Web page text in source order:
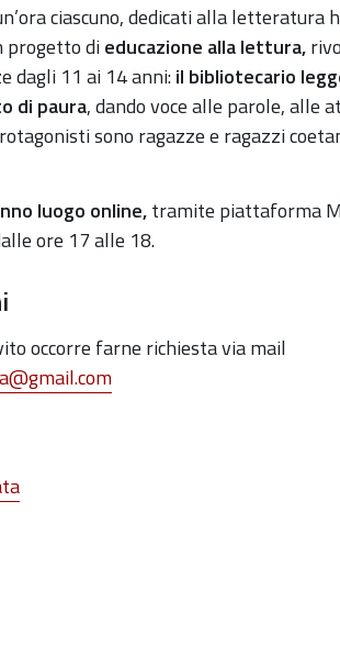
events/paura-
ciascuno, dedicati alla letteratura
progetto dieducazione alla lettura,
dagli 11 ai 14 anni:il bibliotecario
di paura, dando voce alle parole, alle
sono ragazze e ragazzi
luogo online,tramite piattaforma
ore 17 alle 18.
occorre farne richiesta via mail